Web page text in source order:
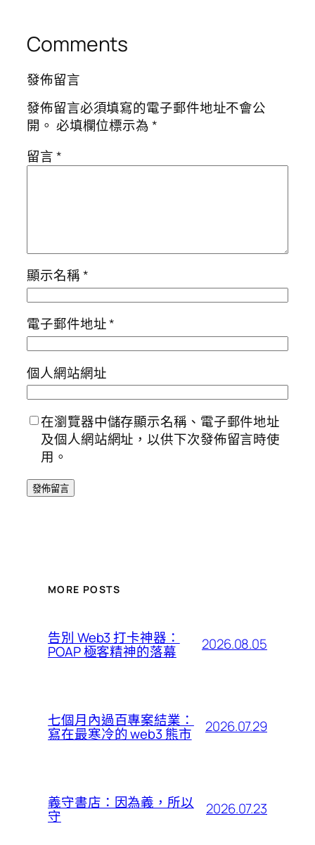
Comments
發佈留言
發佈留言必須填寫的電子郵件地址不會公
開。 必填欄位標示為*
留言*
顯示名稱*
電子郵件地址*
個人網站網址
在瀏覽器中儲存顯示名稱、電子郵件地址
及個人網站網址，以供下次發佈留言時使
用。
MORE POSTS
告別 Web3 打卡神器：
POAP 極客精神的落幕 2026.08.05
七個月內過百專案結業：
寫在最寒冷的 web3 熊市 2026.07.29
義守書店：因為義，所以
守 2026.07.23